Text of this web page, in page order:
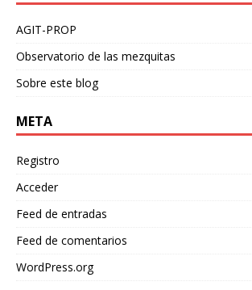
AGIT-PROP
Observatorio de las mezquitas
Sobre este blog
META
Registro
Acceder
Feed de entradas
Feed de comentarios
WordPress.org